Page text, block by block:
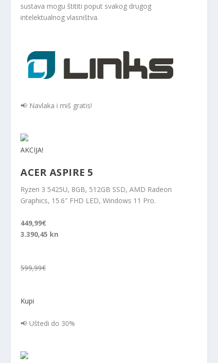
sustava mogu štititi poput svakog drugog
intelektualnog vlasništva.
📢 Navlaka i miš gratis!
AKCIJA!
ACER ASPIRE 5
Ryzen 3 5425U, 8GB, 512GB SSD, AMD Radeon
Graphics, 15.6″ FHD LED, Windows 11 Pro.
449,99€
3.390,45 kn
599,99€
Kupi
📢 Uštedi do 30%